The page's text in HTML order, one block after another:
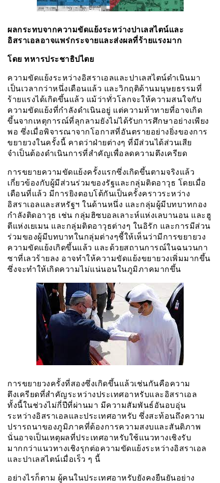
ผลกระทบจากความขัดแย้งระหว่างปาเลสไตน์และ
อิสราเอลอาจแพร่กระจายและส่งผลที่ร้ายแรงมาก
โดย ทหารประชาธิปไตย
ความขัดแย้งระหว่างอิสราเอลและปาเลสไตน์ดำเนินมา
เป็นเวลากว่าหนึ่งเดือนแล้ว และวิกฤติด้านมนุษยธรรมที่
ร้ายแรงได้เกิดขึ้นแล้ว แม้ว่าทั่วโลกจะให้ความสนใจกับ
ความขัดแย้งที่กำลังดำเนินอยู่ แต่ความท้าทายที่อาจเกิด
ขึ้นจากเหตุการณ์ที่ลุกลามยังไม่ได้รับการศึกษาอย่างเพียง
พอ ซึ่งเมื่อพิจารณาจากโอกาสที่อันตรายอย่างยิ่งของการ
ขยายวงในครั้งนี้ คาดว่าฝ่ายต่างๆ ที่มีส่วนได้ส่วนเสีย
จำเป็นต้องดำเนินการที่สำคัญเพื่อลดความตึงเครียด
การขยายความขัดแย้งครั้งแรกซึ่งเกิดขึ้นตามจริงแล้ว
เกี่ยวข้องกับผู้มีส่วนร่วมของรัฐและกลุ่มติดอาวุธ โดยเมื่อ
เดือนที่แล้ว มีการยิงตอบโต้กันเป็นครั้งคราวระหว่าง
อิสราเอลและสหรัฐฯ ในด้านหนึ่ง และกลุ่มผู้มีบทบาทกอง
กำลังติดอาวุธ เช่น กลุ่มฮิซบอลเลาะห์แห่งเลบานอน และฮู
ตีแห่งเยเมน และกลุ่มติดอาวุธต่างๆ ในอิรัก และการมีส่วน
ร่วมของผู้มีบทบาทในกลุ่มต่างๆชี้ให้เห็นว่ามีการขยายวง
ความขัดแย้งเกิดขึ้นแล้ว และด้วยสถานการณ์ในฉนวนกา
ซาที่เลวร้ายลง อาจทำให้ความขัดแย้งขยายวงเพิ่มมากขึ้น
ซึ่งจะทำให้เกิดความไม่แน่นอนในภูมิภาคมากขึ้น
การขยายวงครั้งที่สองซึ่งเกิดขึ้นแล้วเช่นกันคือความ
ตึงเครียดที่สำคัญระหว่างประเทศอาหรับและอิสราเอล
ทั้งนี้ในช่วงไม่กี่ปีที่ผ่านมา มีความสัมพันธ์อันอบอุ่น
ระหว่างอิสราเอลและประเทศอาหรับ ซึ่งสะท้อนถึงความ
ปรารถนาของภูมิภาคที่ต้องการความสงบและสันติภาพ
นั่นอาจเป็นเหตุผลที่ประเทศอาหรับใช้แนวทางเชิงรับ
มากกว่าแนวทางเชิงรุกต่อความขัดแย้งระหว่างอิสราเอล
และปาเลสไตน์เมื่อเร็ว ๆ นี้
อย่างไรก็ตาม ผู้คนในประเทศอาหรับยังคงยืนยันอย่าง